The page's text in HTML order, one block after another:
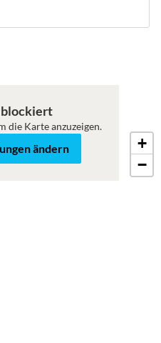
+
−
blockiert
die Karte anzuzeigen.
ändern